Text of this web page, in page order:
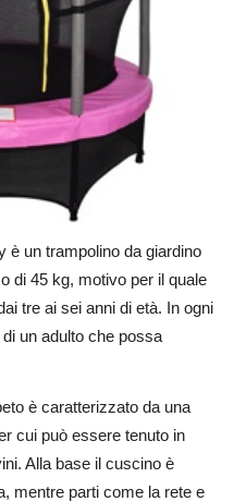
è un trampolino da giardino
di 45 kg, motivo per il quale
tre ai sei anni di età. In ogni
un adulto che possa
è caratterizzato da una
cui può essere tenuto in
Alla base il cuscino è
mentre parti come la rete e